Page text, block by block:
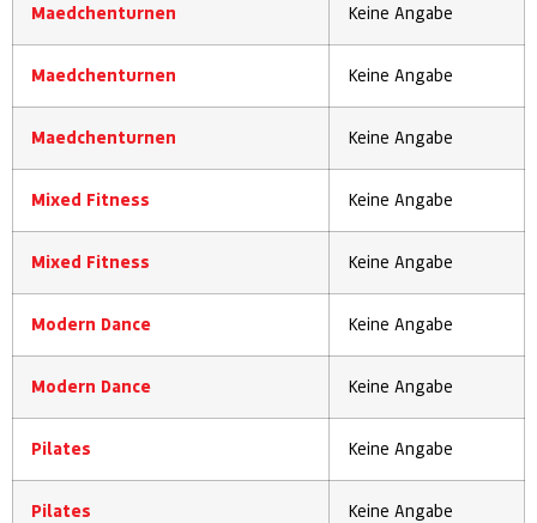
Maedchenturnen Keine Angabe
Maedchenturnen Keine Angabe
Maedchenturnen Keine Angabe
Mixed Fitness Keine Angabe
Mixed Fitness Keine Angabe
Modern Dance Keine Angabe
Modern Dance Keine Angabe
Pilates Keine Angabe
Pilates Keine Angabe